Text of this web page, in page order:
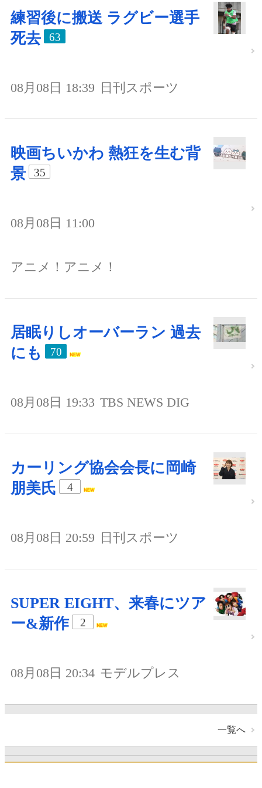
練習後に搬送 ラグビー選手
死去
63
08月08日 18:39 日刊スポーツ
映画ちいかわ 熱狂を生む背
景
35
08月08日 11:00
アニメ！アニメ！
居眠りしオーバーラン 過去
にも
70
08月08日 19:33 TBS NEWS DIG
カーリング協会会長に岡崎
朋美氏
4
08月08日 20:59 日刊スポーツ
SUPER EIGHT、来春にツア
ー&新作
2
08月08日 20:34 モデルプレス
一覧へ